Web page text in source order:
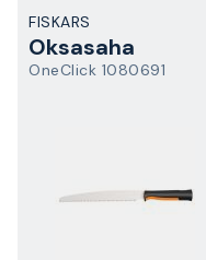
FISKARS
Oksasaha
OneClick 1080691